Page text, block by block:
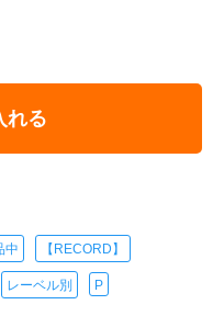
れる
中 【RECORD】
レーベル別 P